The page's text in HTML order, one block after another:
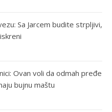
Sa Jarcem budite strpljivi,
Ovan voli da odmah pređe
bujnu maštu